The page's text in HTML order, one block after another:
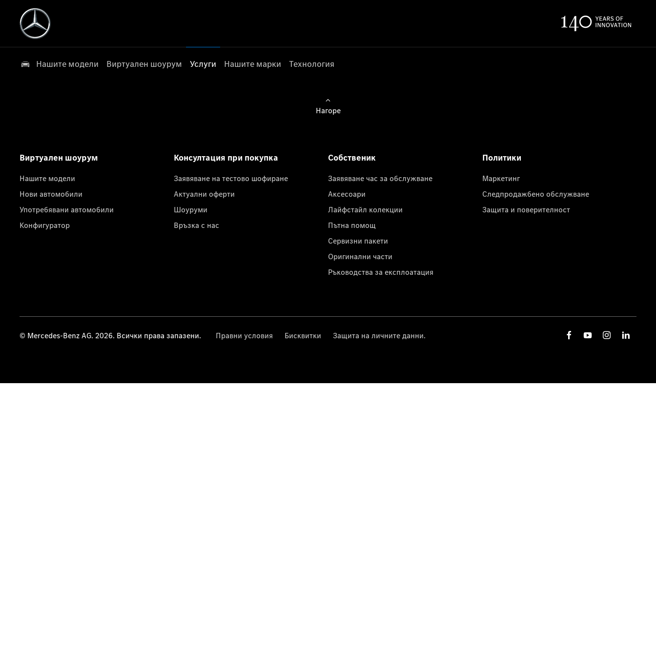
Нашите модели Виртуален шоурум Услуги Нашите марки Технология
Нагоре
Виртуален шоурум
Нашите модели
Нови автомобили
Употребявани автомобили
Конфигуратор
Консултация при покупка
Заявяване на тестово шофиране
Актуални оферти
Шоуруми
Връзка с нас
Собственик
Заявяване час за обслужване
Аксесоари
Лайфстайл колекции
Пътна помощ
Сервизни пакети
Оригинални части
Ръководства за експлоатация
Политики
Маркетинг
Следпродажбено обслужване
Защита и поверителност
© Mercedes-Benz AG. 2026. Всички права запазени. Правни условия Бисквитки Защита на личните данни.